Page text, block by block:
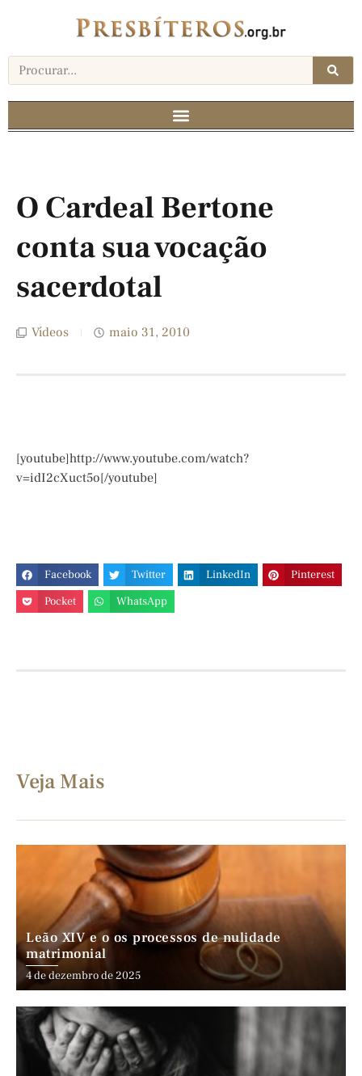
O Cardeal Bertone
conta sua vocação
sacerdotal
Vídeos maio 31, 2010
[youtube]http://www.youtube.com/watch?
v=idI2cXuct5o[/youtube]
Facebook Twitter LinkedIn
Pinterest
Pocket
WhatsApp
Veja Mais
Leão XIV e o os processos de nulidade
matrimonial
4 de dezembro de 2025